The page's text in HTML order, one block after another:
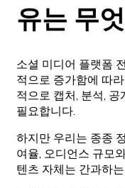
유는 무
소셜 미디어 플랫폼
적으로 증가함에 따
적으로 캡처, 분석,
필요합니다.
하지만 우리는 종종
여율, 오디언스 규모
텐츠 자체는 간과하